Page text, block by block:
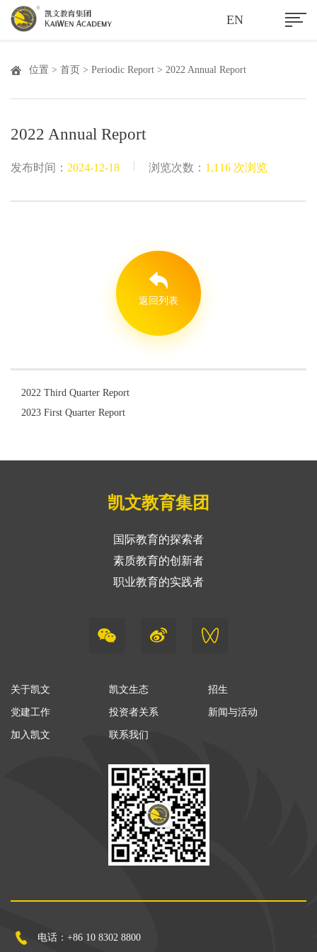
EN
位置 > 首页 > Periodic Report > 2022 Annual Report
2022 Annual Report
发布时间： 2024-12-18 浏览次数： 1,116 次浏览
返回列表
2022 Third Quarter Report
2023 First Quarter Report
凯文教育集团
国际教育的探索者
素质教育的创新者
职业教育的实践者
关于凯文 凯文生态 招生
党建工作 投资者关系 新闻与活动
加入凯文 联系我们
电话：+86 10 8302 8800